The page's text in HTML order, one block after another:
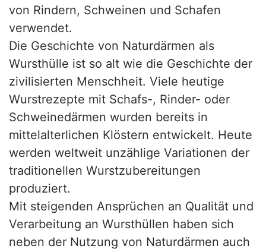
von Rindern, Schweinen und Schafen
verwendet.
Die Geschichte von Naturdärmen als
Wursthülle ist so alt wie die Geschichte der
zivilisierten Menschheit. Viele heutige
Wurstrezepte mit Schafs-, Rinder- oder
Schweinedärmen wurden bereits in
mittelalterlichen Klöstern entwickelt. Heute
werden weltweit unzählige Variationen der
traditionellen Wurstzubereitungen
produziert.
Mit steigenden Ansprüchen an Qualität und
Verarbeitung an Wursthüllen haben sich
neben der Nutzung von Naturdärmen auch